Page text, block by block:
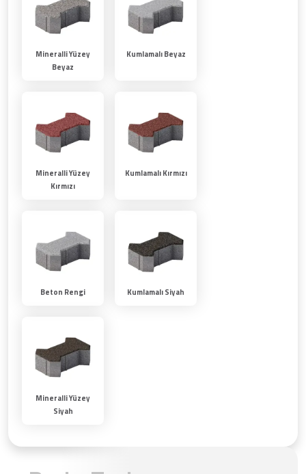
Mineralli Yüzey
Beyaz
Kumlamalı Beyaz
Mineralli Yüzey
Kırmızı
Kumlamalı Kırmızı
Beton Rengi Kumlamalı Siyah
Mineralli Yüzey
Siyah